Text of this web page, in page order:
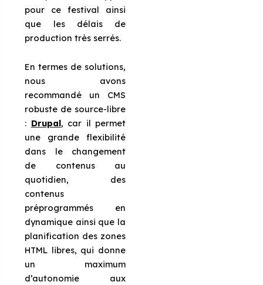
pour ce festival ainsi
que les délais de
production très serrés.
En termes de solutions,
nous avons
recommandé un CMS
robuste de source-libre
: Drupal, car il permet
une grande flexibilité
dans le changement
de contenus au
quotidien, des
contenus
préprogrammés en
dynamique ainsi que la
planification des zones
HTML libres, qui donne
un maximum
d’autonomie aux